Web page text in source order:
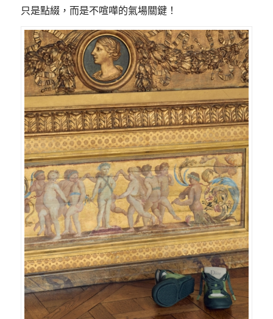
只是點綴，而是不喧嘩的氣場關鍵！